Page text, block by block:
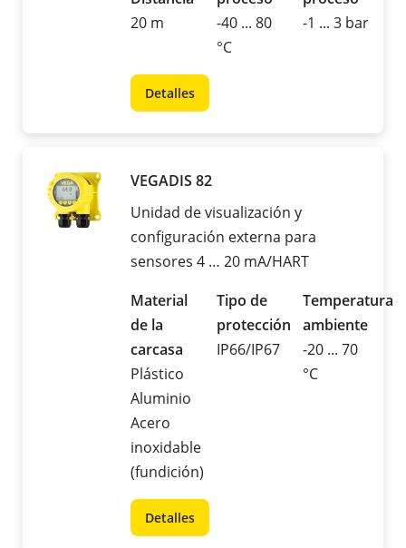
20 m
-40 ... 80
°C
-1 ... 3 bar
Detalles
VEGADIS 82
Unidad de visualización y
configuración externa para
sensores 4 … 20 mA/HART
Material
de la
carcasa
Plástico
Aluminio
Acero
inoxidable
(fundición)
Tipo de
protección
IP66/IP67
Temperatura
ambiente
-20 ... 70
°C
Detalles